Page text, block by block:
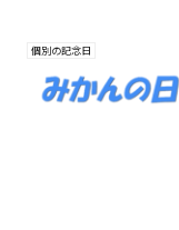
個別の記念日